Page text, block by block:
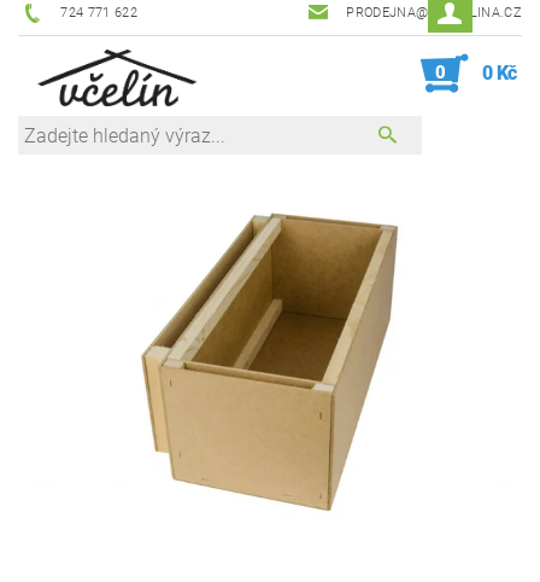
724 771 622 PRODEJNA@ZEVCELINA.CZ
0 0 Kč